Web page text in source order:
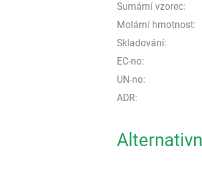
Sumární vzorec:
Molární hmotnost:
Skladování:
EC-no:
UN-no:
ADR: